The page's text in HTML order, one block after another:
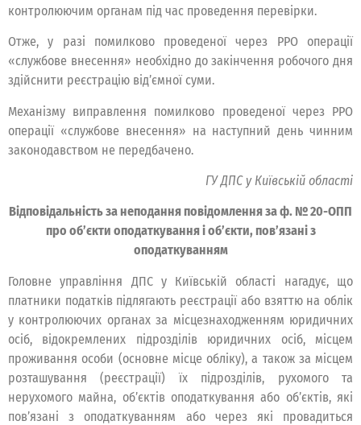
контролюючим органам під час проведення перевірки.
Отже, у разі помилково проведеної через РРО операції
«службове внесення» необхідно до закінчення робочого дня
здійснити реєстрацію від’ємної суми.
Механізму виправлення помилково проведеної через РРО
операції «службове внесення» на наступний день чинним
законодавством не передбачено.
ГУ ДПС у Київській області
Відповідальність за неподання повідомлення за ф. № 20-ОПП
про об’єкти оподаткування і об’єкти, пов’язані з
оподаткуванням
Головне управління ДПС у Київській області нагадує, що
платники податків підлягають реєстрації або взяттю на облік
у контролюючих органах за місцезнаходженням юридичних
осіб, відокремлених підрозділів юридичних осіб, місцем
проживання особи (основне місце обліку), а також за місцем
розташування (реєстрації) їх підрозділів, рухомого та
нерухомого майна, об’єктів оподаткування або об’єктів, які
пов’язані з оподаткуванням або через які провадиться